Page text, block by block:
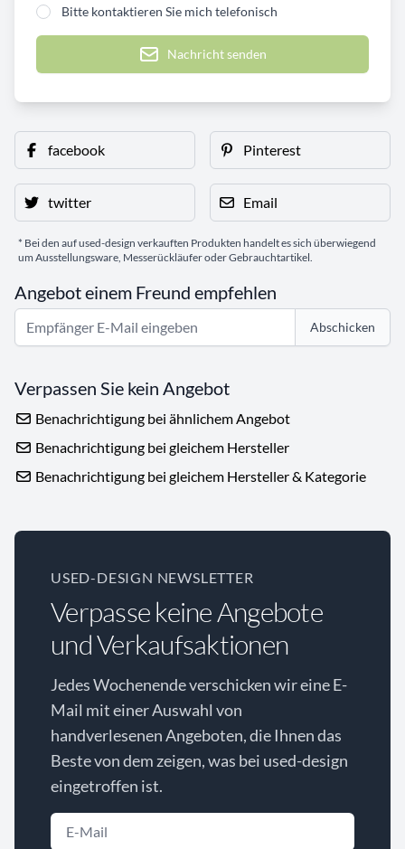
Bitte kontaktieren Sie mich telefonisch
Nachricht senden
facebook Pinterest
twitter Email
* Bei den auf used-design verkauften Produkten handelt es sich überwiegend
um Ausstellungsware, Messerückläufer oder Gebrauchtartikel.
Angebot einem Freund empfehlen
Abschicken
Verpassen Sie kein Angebot
Benachrichtigung bei ähnlichem Angebot
Benachrichtigung bei gleichem Hersteller
Benachrichtigung bei gleichem Hersteller & Kategorie
USED-DESIGN NEWSLETTER
Verpasse keine Angebote
und Verkaufsaktionen
Jedes Wochenende verschicken wir eine E-
Mail mit einer Auswahl von
handverlesenen Angeboten, die Ihnen das
Beste von dem zeigen, was bei used-design
eingetroffen ist.